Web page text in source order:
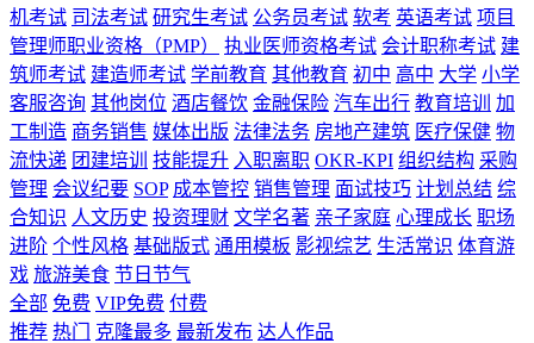
机考试 司法考试 研究生考试 公务员考试 软考 英语考试 项目
管理师职业资格（PMP）
执业医师资格考试 会计职称考试 建
筑师考试 建造师考试 学前教育 其他教育 初中 高中 大学 小学
客服咨询 其他岗位 酒店餐饮 金融保险 汽车出行 教育培训
加
工制造 商务销售 媒体出版 法律法务 房地产建筑 医疗保健 物
流快递 团建培训 技能提升 入职离职 OKR-KPI 组织结构 采购
管理 会议纪要 SOP 成本管控 销售管理 面试技巧 计划总结 综
合知识 人文历史 投资理财 文学名著 亲子家庭 心理成长 职场
进阶 个性风格 基础版式 通用模板 影视综艺 生活常识 体育游
戏 旅游美食 节日节气
全部 免费 VIP免费 付费
推荐 热门 克隆最多 最新发布 达人作品